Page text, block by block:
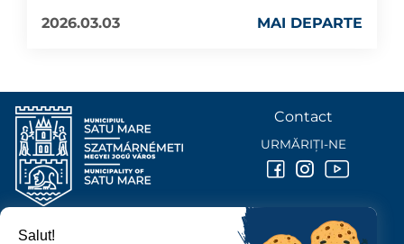
2026.03.03
MAI DEPARTE
PRIMĂRIA MUNICIPIULUI
Contact
URMĂRIȚI-NE
Salut!